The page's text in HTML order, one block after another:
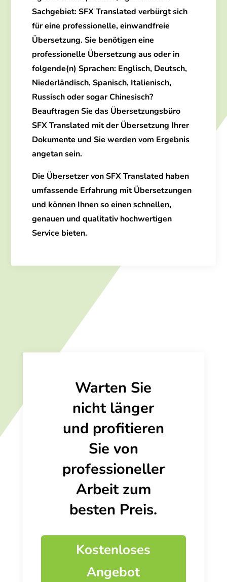
Sachgebiet:SFX Translated verbürgt sich
für eine professionelle, einwandfreie
Übersetzung. Sie benötigen eine
professionelle Übersetzung aus oder in
folgende(n) Sprachen: Englisch, Deutsch,
Niederländisch, Spanisch, Italienisch,
Russisch oder sogar Chinesisch?
Beauftragen Sie das Übersetzungsbüro
SFX Translated mit der Übersetzung Ihrer
Dokumente und Sie werden vom Ergebnis
angetan sein.
Die Übersetzer vonSFX Translated haben
umfassende Erfahrung mit Übersetzungen
und können Ihnen so einen schnellen,
genauen und qualitativ hochwertigen
Service bieten.
Warten Sie
nicht länger
und profitieren
Sie von
professioneller
Arbeit zum
besten Preis.
Kostenloses
Angebot